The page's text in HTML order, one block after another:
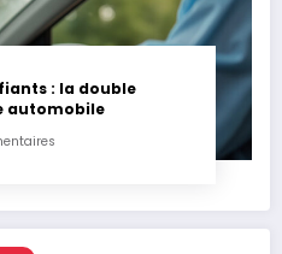
: la double
automobile